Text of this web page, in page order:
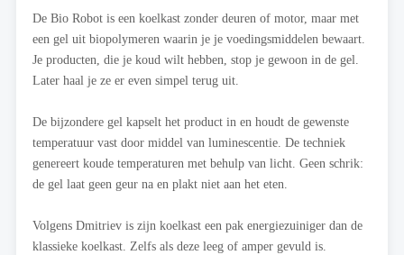
De Bio Robot is een koelkast zonder deuren of motor, maar met
een gel uit biopolymeren waarin je je voedingsmiddelen bewaart.
Je producten, die je koud wilt hebben, stop je gewoon in de gel.
Later haal je ze er even simpel terug uit.
De bijzondere gel kapselt het product in en houdt de gewenste
temperatuur vast door middel van luminescentie. De techniek
genereert koude temperaturen met behulp van licht. Geen schrik:
de gel laat geen geur na en plakt niet aan het eten.
Volgens Dmitriev is zijn koelkast een pak energiezuiniger dan de
klassieke koelkast. Zelfs als deze leeg of amper gevuld is.